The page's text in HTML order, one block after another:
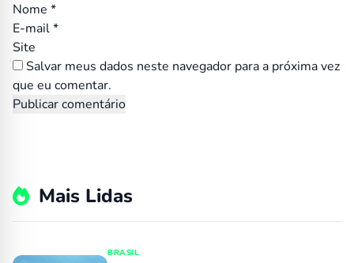
Nome *
E-mail*
Site
Salvar meus dados neste navegador para a próxima vez
que eu comentar.
Mais Lidas
BRASIL